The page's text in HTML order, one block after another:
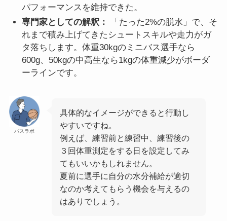
パフォーマンスを維持できた。
専門家としての解釈：
「たった2%の脱水」で、そ
れまで積み上げてきたシュートスキルや走力がガ
タ落ちします。体重30kgのミニバス選手なら
600g、50kgの中高生なら1kgの体重減少がボーダ
ーラインです。
バスラボ
具体的なイメージができると行動し
やすいですね。
例えば、練習前と練習中、練習後の
３回体重測定をする日を設定してみ
てもいいかもしれません。
夏前に選手に自分の水分補給が適切
なのか考えてもらう機会を与えるの
はありでしょう。